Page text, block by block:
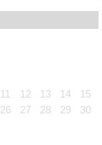
11 12 13 14
15
26 27 28 29
30